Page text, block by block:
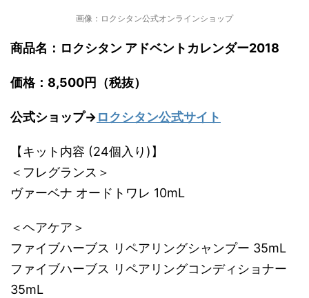
画像：ロクシタン公式オンラインショップ
商品名：ロクシタン アドベントカレンダー2018
価格：8,500円（税抜）
公式ショップ→ロクシタン公式サイト
【キット内容 (24個入り)】
＜フレグランス＞
ヴァーベナ オードトワレ 10mL
＜ヘアケア＞
ファイブハーブス リペアリングシャンプー 35mL
ファイブハーブス リペアリングコンディショナー
35mL